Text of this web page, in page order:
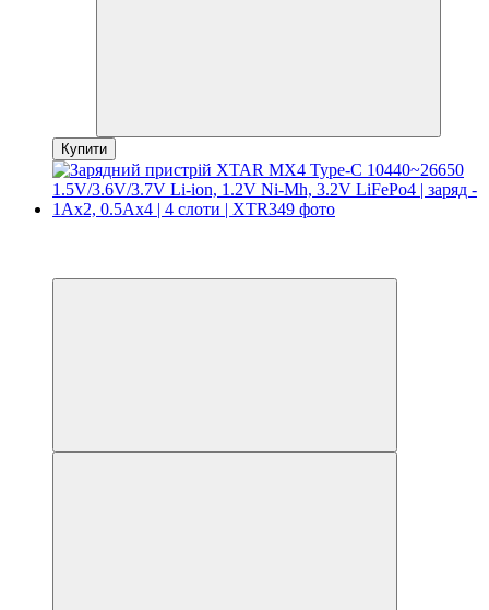
Купити